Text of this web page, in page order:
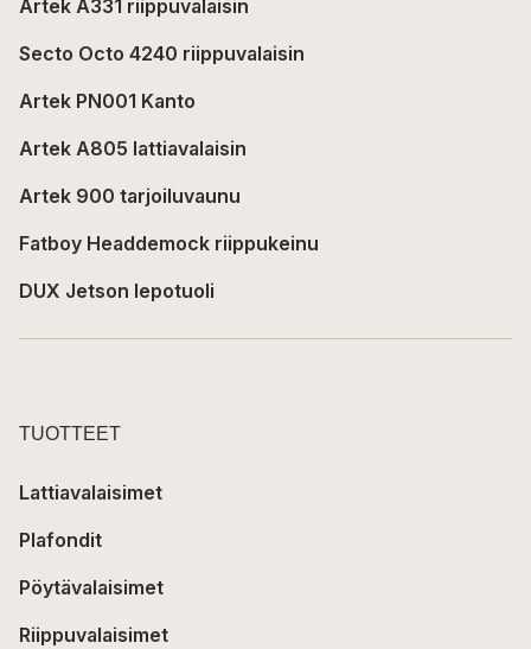
Artek A331 riippuvalaisin
Secto Octo 4240 riippuvalaisin
Artek PN001 Kanto
Artek A805 lattiavalaisin
Artek 900 tarjoiluvaunu
Fatboy Headdemock riippukeinu
DUX Jetson lepotuoli
TUOTTEET
Lattiavalaisimet
Plafondit
Pöytävalaisimet
Riippuvalaisimet